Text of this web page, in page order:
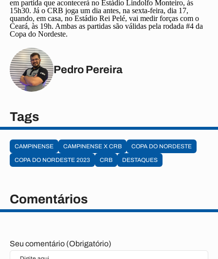
em partida que acontecerá no Estádio Lindolfo Monteiro, às
15h30. Já o CRB joga um dia antes, na sexta-feira, dia 17,
quando, em casa, no Estádio Rei Pelé, vai medir forças com o
Ceará, às 19h. Ambas as partidas são válidas pela rodada #4 da
Copa do Nordeste.
Pedro Pereira
Tags
CAMPINENSE CAMPINENSE X CRB
COPA DO NORDESTE
COPA DO NORDESTE 2023
CRB DESTAQUES
Comentários
Seu comentário (Obrigatório)